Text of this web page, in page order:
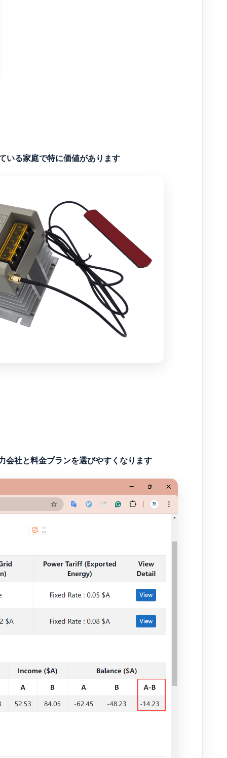
いる家庭で特に価値があります
会社と料金プランを選びやすくなります